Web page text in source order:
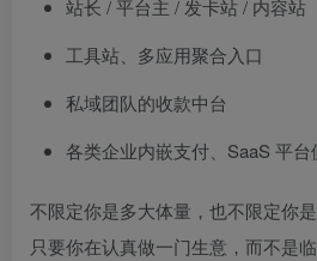
站长 / 平台主 / 发卡站 / 内容站
工具站、多应用聚合入口
私域团队的收款中台
各类企业内嵌支付、SaaS 平台
不限定你是多大体量，也不限定你
只要你在认真做一门生意，而不是